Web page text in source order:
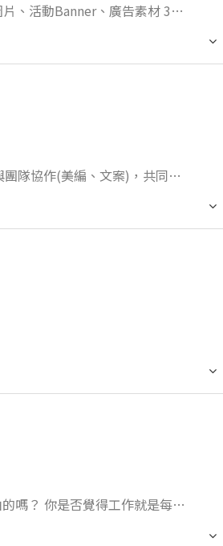
、活動Banner、廣告素材 3協
含Dcard、Threads風格） 6
音剪輯能力（如CapCut、
獨立完成設計 7有責任感、
隊協作(美編、文案)，共同完
:ChatGPT、DeepSeek、
嗎？ 你是否覺得工作就是每天